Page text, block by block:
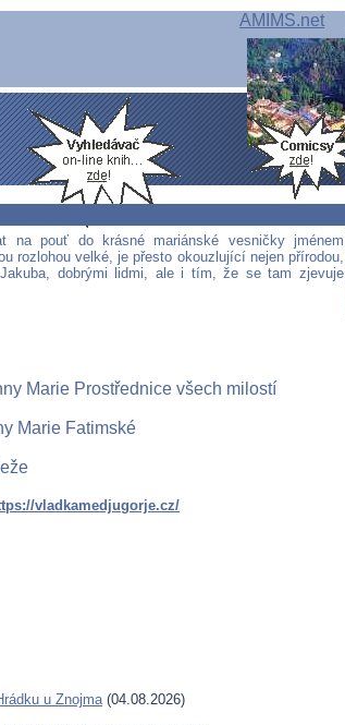
AMIMS.net
na pouť do krásné mariánské vesničky jménem
rozlohou velké, je přesto okouzlující nejen přírodou,
dobrými lidmi, ale i tím, že se tam zjevuje
Marie Prostřednice všech milostí
Marie Fatimské
vladkamedjugorje.cz/
u Znojma(04.08.2026)